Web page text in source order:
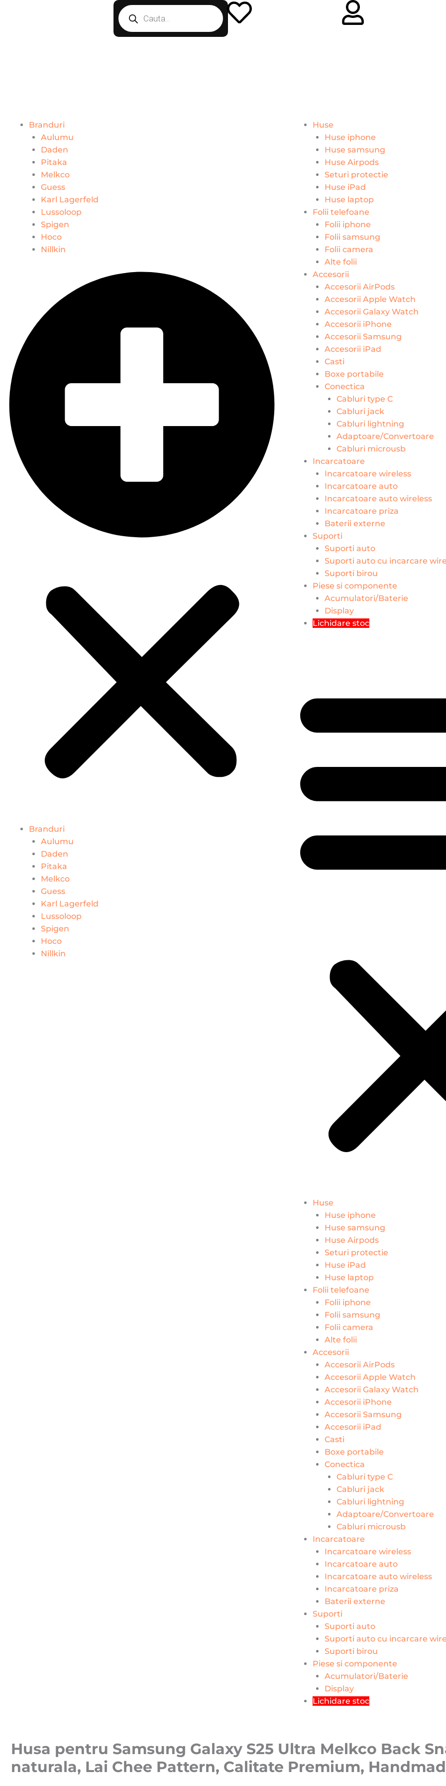
Products
search
Branduri
Aulumu
Daden
Pitaka
Melkco
Guess
Karl Lagerfeld
Lussoloop
Spigen
Hoco
Nillkin
Branduri
Aulumu
Daden
Pitaka
Melkco
Guess
Karl Lagerfeld
Lussoloop
Spigen
Hoco
Nillkin
Huse
Huse iphone
Huse samsung
Huse Airpods
Seturi protectie
Huse iPad
Huse laptop
Folii telefoane
Folii iphone
Folii samsung
Folii camera
Alte folii
Accesorii
Accesorii AirPods
Accesorii Apple Watch
Accesorii Galaxy Watch
Accesorii iPhone
Accesorii Samsung
Accesorii iPad
Casti
Boxe portabile
Conectica
Cabluri type C
Cabluri jack
Cabluri lightning
Adaptoare/Convertoare
Cabluri microusb
Incarcatoare
Incarcatoare wireless
Incarcatoare auto
Incarcatoare auto wireless
Incarcatoare priza
Baterii externe
Suporti
Suporti auto
Suporti auto cu incarcare
Suporti birou
Piese si componente
Acumulatori/Baterie
Display
Lichidare stoc
Huse
Huse iphone
Huse samsung
Huse Airpods
Seturi protectie
Huse iPad
Huse laptop
Folii telefoane
Folii iphone
Folii samsung
Folii camera
Alte folii
Accesorii
Accesorii AirPods
Accesorii Apple Watch
Accesorii Galaxy Watch
Accesorii iPhone
Accesorii Samsung
Accesorii iPad
Casti
Boxe portabile
Conectica
Cabluri type C
Cabluri jack
Cabluri lightning
Adaptoare/Convertoare
Cabluri microusb
Incarcatoare
Incarcatoare wireless
Incarcatoare auto
Incarcatoare auto wireless
Incarcatoare priza
Baterii externe
Suporti
Suporti auto
Suporti auto cu incarcare
Suporti birou
Piese si componente
Acumulatori/Baterie
Display
Lichidare stoc
Husa pentru Samsung Galaxy S25 Ultra Melkco Back
naturala, Lai Chee Pattern, Calitate Premium,